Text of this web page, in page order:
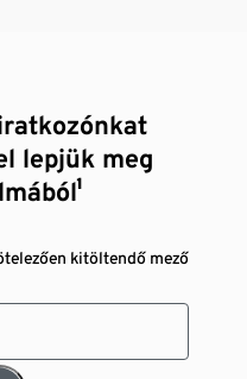
lepjük meg
kitöltendő mező